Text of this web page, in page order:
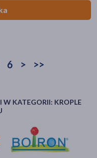
6 > >>
W KATEGORII: KROPLE